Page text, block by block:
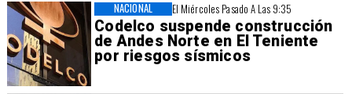
El Miércoles Pasado A Las 9:35
Codelco suspende construcción
de Andes Norte en El Teniente
por riesgos sísmicos
NACIONAL